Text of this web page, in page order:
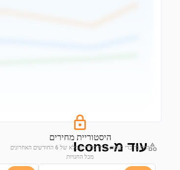
היסטוריית מחירים
התחבר כדי לצפות בגרף מחירים מלא של 6 החודשים האחרונים
מכל החנויות
עוד מ-Icons